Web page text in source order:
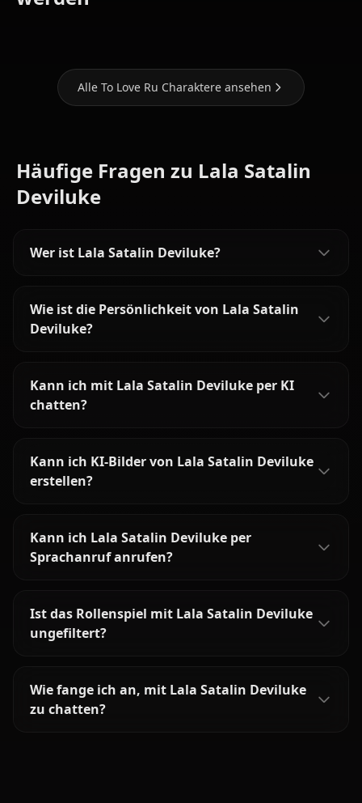
Alle To Love Ru Charaktere ansehen
Häufige Fragen zu Lala Satalin
Deviluke
Wer ist Lala Satalin Deviluke?
Wie ist die Persönlichkeit von Lala Satalin
Deviluke?
Kann ich mit Lala Satalin Deviluke per KI
chatten?
Kann ich KI-Bilder von Lala Satalin Deviluke
erstellen?
Kann ich Lala Satalin Deviluke per
Sprachanruf anrufen?
Ist das Rollenspiel mit Lala Satalin Deviluke
ungefiltert?
Wie fange ich an, mit Lala Satalin Deviluke
zu chatten?